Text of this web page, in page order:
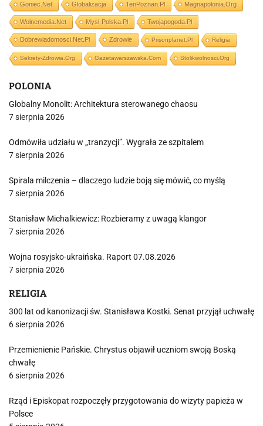
Goniec.net Globalizacja TenPoznan.pl Magnapolonia.org
Wolnemedia.net Mysl-Polska.pl Twojapogoda.pl
Dobrewiadomosci.net.pl Zdrowie Prisonplanet.pl Religia
Sekrety-Zdrowia.org Gazetawarszawska.com Stolikwolnosci.org
POLONIA
Globalny Monolit: Architektura sterowanego chaosu
7 sierpnia 2026
Odmówiła udziału w „tranzycji”. Wygrała ze szpitalem
7 sierpnia 2026
Spirala milczenia – dlaczego ludzie boją się mówić, co myślą
7 sierpnia 2026
Stanisław Michalkiewicz: Rozbieramy z uwagą klangor
7 sierpnia 2026
Wojna rosyjsko-ukraińska. Raport 07.08.2026
7 sierpnia 2026
RELIGIA
300 lat od kanonizacji św. Stanisława Kostki. Senat przyjął uchwałę
6 sierpnia 2026
Przemienienie Pańskie. Chrystus objawił uczniom swoją Boską
chwałę
6 sierpnia 2026
Rząd i Episkopat rozpoczęły przygotowania do wizyty papieża w
Polsce